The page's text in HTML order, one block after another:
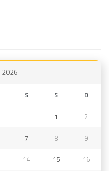
2026
S S D
1 2
7 8 9
14 15 16